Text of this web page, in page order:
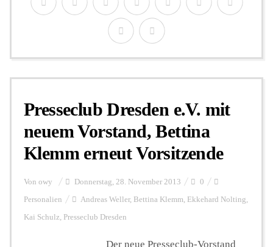
Presseclub Dresden e.V. mit
neuem Vorstand, Bettina
Klemm erneut Vorsitzende
Von owy Donnerstag, 28. November 2013 0
Personalien Andreas Weller, Bettina Klemm, Ekkehard Nolting,
Kai Schulz, Presseclub Dresden
Der neue Presseclub-Vorstand